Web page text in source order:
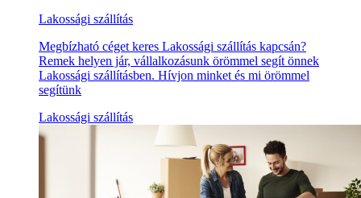
Lakossági szállítás
Megbízható céget keres Lakossági szállítás kapcsán?
Remek helyen jár, vállalkozásunk örömmel segít önnek
Lakossági szállításben. Hívjon minket és mi örömmel
segítünk
Lakossági szállítás